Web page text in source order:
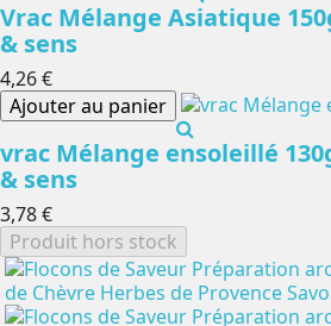
Vrac Mélange Asiatique
& sens
4,26 €
Ajouter au panier
vrac Mélange ensoleillé
& sens
3,78 €
Produit hors stock